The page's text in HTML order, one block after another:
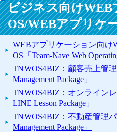
ビジネス向け
OS/WEBアプリケ
WEBアプリケーション向け
OS「Team-Nave Web
TNWOS4BIZ：顧客売上管
Management Package」
TNWOS4BIZ：オンライン
LINE Lesson Package」
TNWOS4BIZ：不動産管理
Management Package」